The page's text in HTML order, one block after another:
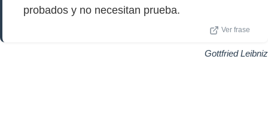
probados y no necesitan prueba.
Ver frase
Gottfried Leibniz